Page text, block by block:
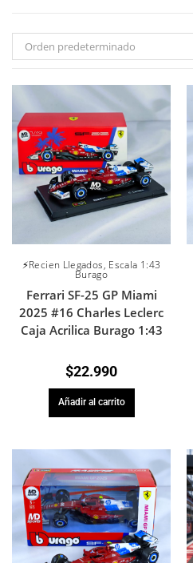
Orden predeterminado
⚡Recien Llegados, Escala 1:43
Burago
Ferrari SF-25 GP Miami
2025 #16 Charles Leclerc
Caja Acrilica Burago 1:43
$22.990
Añadir al carrito